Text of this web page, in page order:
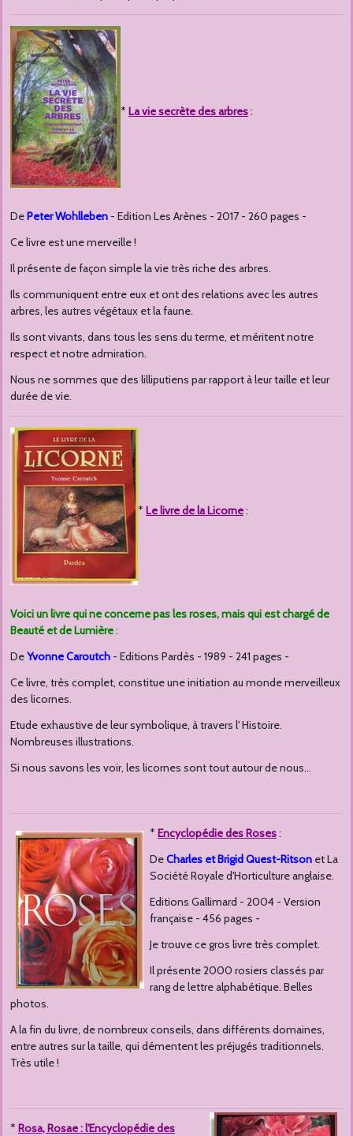
* La vie secrète des arbres:
DePeter Wohlleben - Edition Les Arènes - 2017 - 260 pages -
Ce livre est une merveille !
Il présente de façon simple la vie très riche des arbres.
Ils communiquent entre eux et ont des relations avec les autres
arbres, les autres végétaux et la faune.
Ils sont vivants, dans tous les sens du terme, et méritent notre
respect et notre admiration.
Nous ne sommes que des lilliputiens par rapport à leur taille et leur
durée de vie.
* Le livre de la Licorne:
Voici un livre qui ne concerne pas les roses, mais qui est chargé de
Beauté et de Lumière:
DeYvonne Caroutch - Editions Pardès - 1989 - 241 pages -
Ce livre, très complet, constitue une initiation au monde merveilleux
des licornes.
Etude exhaustive de leur symbolique, à travers l' Histoire.
Nombreuses illustrations.
Si nous savons les voir, les licornes sont tout autour de nous...
* Encyclopédie des Roses:
DeCharles et Brigid Quest-Ritson et La
Société Royale d'Horticulture anglaise.
Editions Gallimard - 2004 - Version
française - 456 pages -
Je trouve ce gros livre très complet.
Il présente 2000 rosiers classés par
rang de lettre alphabétique. Belles
photos.
A la fin du livre, de nombreux conseils, dans différents domaines,
entre autres sur la taille, qui démentent les préjugés traditionnels.
Très utile !
* Rosa, Rosae: l'Encyclopédie des